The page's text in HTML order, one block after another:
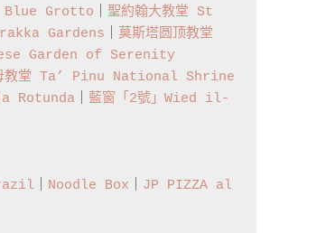
Blue Grotto
聖約翰大教堂 St
Gardens
莫斯塔圆顶教堂
Garden of Serenity
教堂 Ta’ Pinu National Shrine
Rotunda
藍窗「2號」Wied il-
Noodle Box
JP PIZZA al